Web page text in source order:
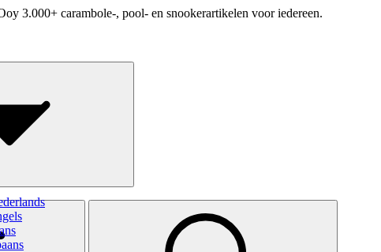
3.000+ carambole-, pool- en snookerartikelen voor iedereen.